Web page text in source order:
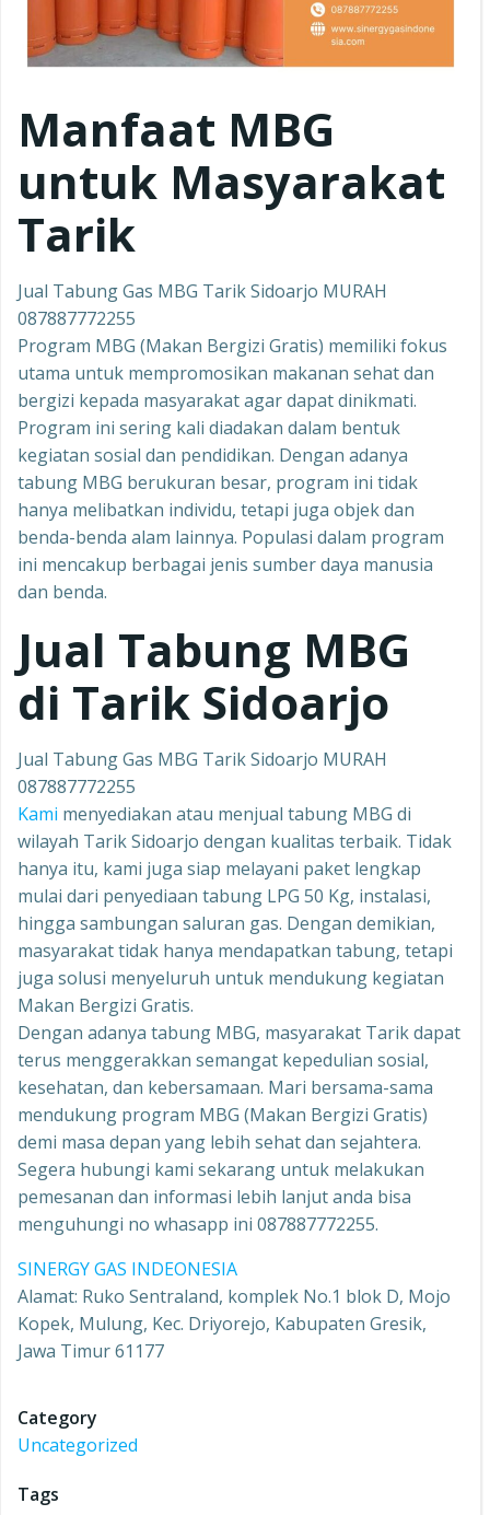
Manfaat MBG
untuk Masyarakat
Tarik
Jual Tabung Gas MBG Tarik Sidoarjo MURAH
087887772255
Program MBG (Makan Bergizi Gratis) memiliki fokus
utama untuk mempromosikan makanan sehat dan
bergizi kepada masyarakat agar dapat dinikmati.
Program ini sering kali diadakan dalam bentuk
kegiatan sosial dan pendidikan. Dengan adanya
tabung MBG berukuran besar, program ini tidak
hanya melibatkan individu, tetapi juga objek dan
benda-benda alam lainnya. Populasi dalam program
ini mencakup berbagai jenis sumber daya manusia
dan benda.
Jual Tabung MBG
di Tarik Sidoarjo
Jual Tabung Gas MBG Tarik Sidoarjo MURAH
087887772255
Kami menyediakan atau menjual tabung MBG di
wilayah Tarik Sidoarjo dengan kualitas terbaik. Tidak
hanya itu, kami juga siap melayani paket lengkap
mulai dari penyediaan tabung LPG 50 Kg, instalasi,
hingga sambungan saluran gas. Dengan demikian,
masyarakat tidak hanya mendapatkan tabung, tetapi
juga solusi menyeluruh untuk mendukung kegiatan
Makan Bergizi Gratis.
Dengan adanya tabung MBG, masyarakat Tarik dapat
terus menggerakkan semangat kepedulian sosial,
kesehatan, dan kebersamaan. Mari bersama-sama
mendukung program MBG (Makan Bergizi Gratis)
demi masa depan yang lebih sehat dan sejahtera.
Segera hubungi kami sekarang untuk melakukan
pemesanan dan informasi lebih lanjut anda bisa
menguhungi no whasapp ini 087887772255.
SINERGY GAS INDEONESIA
Alamat: Ruko Sentraland, komplek No.1 blok D, Mojo
Kopek, Mulung, Kec. Driyorejo, Kabupaten Gresik,
Jawa Timur 61177
Category
Uncategorized
Tags